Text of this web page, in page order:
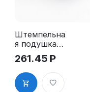
Штемпельна
я подушка
для GRM R12
2Pads
261.45 Р